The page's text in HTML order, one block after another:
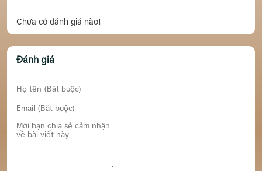
Chưa có đánh giá nào!
Đánh giá